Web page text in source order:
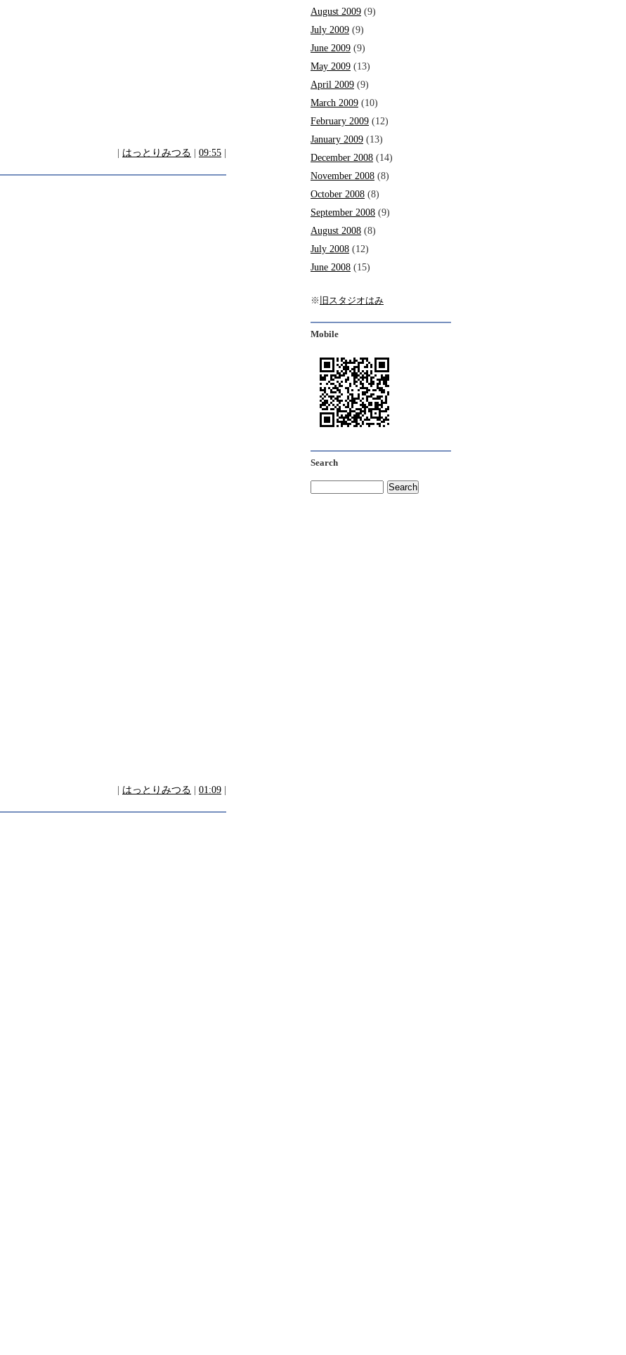
はっとりみつる 09:55
はっとりみつる 01:09
August 2009 (9)
July 2009 (9)
June 2009 (9)
May 2009 (13)
April 2009 (9)
March 2009 (10)
February 2009 (12)
January 2009 (13)
December 2008 (14)
November 2008 (8)
October 2008 (8)
September 2008 (9)
August 2008 (8)
July 2008 (12)
June 2008 (15)
※ 旧スタジオはみ
Mobile
Search